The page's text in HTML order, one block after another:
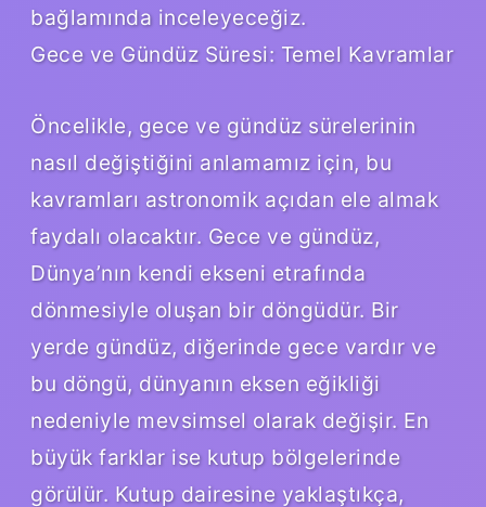
bağlamında inceleyeceğiz.
Gece ve Gündüz Süresi: Temel Kavramlar
Öncelikle, gece ve gündüz sürelerinin
nasıl değiştiğini anlamamız için, bu
kavramları astronomik açıdan ele almak
faydalı olacaktır. Gece ve gündüz,
Dünya’nın kendi ekseni etrafında
dönmesiyle oluşan bir döngüdür. Bir
yerde gündüz, diğerinde gece vardır ve
bu döngü, dünyanın eksen eğikliği
nedeniyle mevsimsel olarak değişir. En
büyük farklar ise kutup bölgelerinde
görülür. Kutup dairesine yaklaştıkça,